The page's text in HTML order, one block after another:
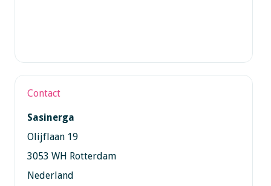
Contact
Sasinerga
Olijflaan 19
3053 WH Rotterdam
Nederland